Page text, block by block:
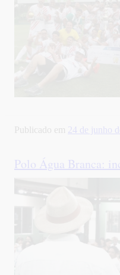
Publicado em 24 de junho
Polo Água Branca: